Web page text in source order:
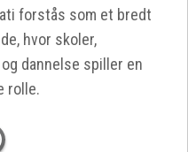
forstås som et bredt
hvor skoler,
dannelse spiller en
rolle.